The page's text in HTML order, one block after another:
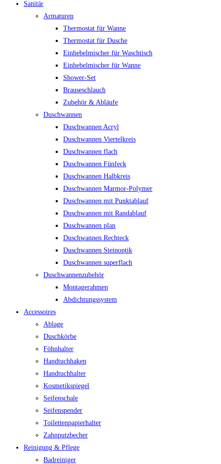
Sanitär
Armaturen
Thermostat für Wanne
Thermostat für Dusche
Einhebelmischer für Waschtisch
Einhebelmischer für Wanne
Shower-Set
Brauseschlauch
Zubehör & Abläufe
Duschwannen
Duschwannen Acryl
Duschwannen Viertelkreis
Duschwannen flach
Duschwannen Fünfeck
Duschwannen Halbkreis
Duschwannen Marmor-Polymer
Duschwannen mit Punktablauf
Duschwannen mit Randablauf
Duschwannen plan
Duschwannen Rechteck
Duschwannen Steinoptik
Duschwannen superflach
Duschwannenzubehör
Montagerahmen
Abdichtungssystem
Accessoires
Ablage
Duschkörbe
Föhnhalter
Handtuchhaken
Handtuchhalter
Kosmetikspiegel
Seifenschale
Seifenspender
Toilettenpapierhalter
Zahnputzbecher
Reinigung & Pflege
Badreiniger